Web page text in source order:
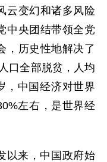
云变幻和诸多风险
中央团结带领全党
，历史性地解决了
口全部脱贫，人均
，中国经济对世界
左右，是世界经
以来，中国政府始